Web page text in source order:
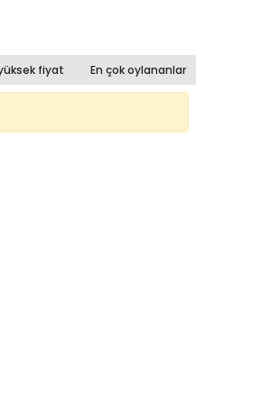
fiyat En çok oylananlar